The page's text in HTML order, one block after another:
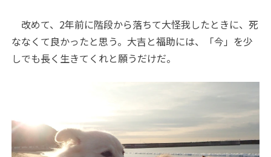
改めて、2年前に階段から落ちて大怪我したときに、死
ななくて良かったと思う。大吉と福助には、「今」を少
しでも長く生きてくれと願うだけだ。